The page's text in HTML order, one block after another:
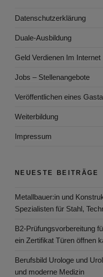
Datenschutzerklärung
Duale-Ausbildung
Geld Verdienen Im Internet
Jobs – Stellenangebote
Veröffentlichen eines
Weiterbildung
Impressum
NEUESTE BEITRÄGE
Metallbauer:in und
Spezialisten für Stahl,
B2-Prüfungsvorbereitung
ein Zertifikat Türen öffnen
Berufsbild Urologe und
und moderne Medizin